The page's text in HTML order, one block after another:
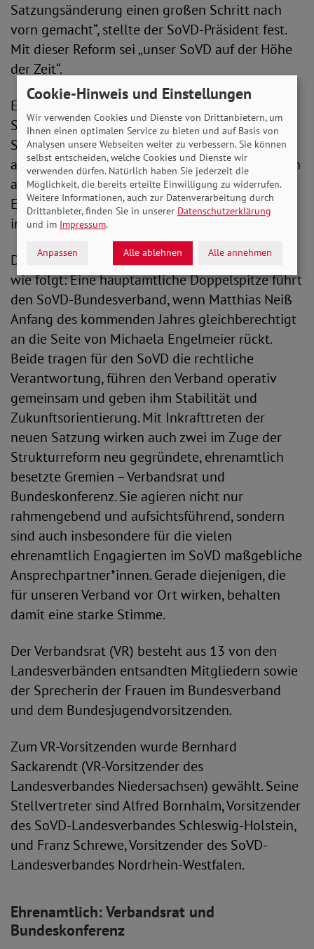
Satzungsänderung einen großen Schritt nach
vorn gemacht“, stellte der SoVD-Präsident fest.
Mit dieser Reform sei „unser SoVD auf der Höhe
der Zeit“.
Ein Verband, der in der Öffentlichkeit als starke
Stimme wahrgenommen werde und in seinen
Strukturen modern und leistungsfähig
aufgestellt sei, ziehe auch neue Mitstreiter*innen
an, führte Bornhalm weiter aus. Mit Michaela
Engelmeier, die den SoVD seit September 2022
in der Öffentlichkeit vertritt, sei dies der Fall.
Die künftige Struktur des SoVD gestaltet sich
wie folgt: Eine hauptamtliche Doppelspitze führt
den SoVD-Bundesverband, wenn Matthias Neiß
Anfang des kommenden Jahres gleichberechtigt
an die Seite von Michaela Engelmeier rückt.
Beide tragen für den SoVD die rechtliche
Verantwortung, führen den Verband operativ
gemeinsam und geben ihm Stabilität und
Zukunftsorientierung. Mit Inkrafttreten der
neuen Satzung wirken auch zwei im Zuge der
Strukturreform neu gegründete, ehrenamtlich
besetzte Gremien – Verbandsrat und
Bundeskonferenz. Sie agieren nicht nur
rahmengebend und aufsichtsführend, sondern
sind auch insbesondere für die vielen
ehrenamtlich Engagierten im SoVD maßgebliche
Ansprechpartner*innen. Gerade diejenigen, die
für unseren Verband vor Ort wirken, behalten
damit eine starke Stimme.
Der Verbandsrat (VR) besteht aus 13 von den
Landesverbänden entsandten Mitgliedern sowie
der Sprecherin der Frauen im Bundesverband
und dem Bundesjugendvorsitzenden.
Zum VR-Vorsitzenden wurde Bernhard
Sackarendt (VR-Vorsitzender des
Landesverbandes Niedersachsen) gewählt. Seine
Stellvertreter sind Alfred Bornhalm, Vorsitzender
des SoVD-Landesverbandes Schleswig-Holstein,
und Franz Schrewe, Vorsitzender des SoVD-
Landesverbandes Nordrhein-Westfalen.
Ehrenamtlich: Verbandsrat und
Bundeskonferenz
Cookie-Hinweis und Einstellungen
Wir verwenden Cookies und Dienste von Drittanbietern, um
Ihnen einen optimalen Service zu bieten und auf Basis von
Analysen unsere Webseiten weiter zu verbessern. Sie können
selbst entscheiden, welche Cookies und Dienste wir
verwenden dürfen. Natürlich haben Sie jederzeit die
Möglichkeit, die bereits erteilte Einwilligung zu widerrufen.
Weitere Informationen, auch zur Datenverarbeitung durch
Drittanbieter, finden Sie in unserer Datenschutzerklärung
und im Impressum.
Anpassen Alle ablehnen Alle annehmen